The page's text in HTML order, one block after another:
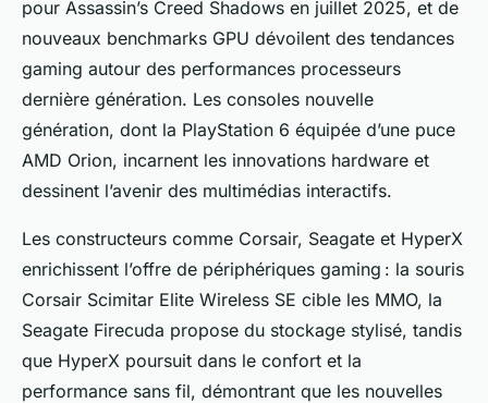
pour Assassin’s Creed Shadows en juillet 2025, et de
nouveaux benchmarks GPU dévoilent des tendances
gaming autour des performances processeurs
dernière génération. Les consoles nouvelle
génération, dont la PlayStation 6 équipée d’une puce
AMD Orion, incarnent les innovations hardware et
dessinent l’avenir des multimédias interactifs.
Les constructeurs comme Corsair, Seagate et HyperX
enrichissent l’offre de périphériques gaming : la souris
Corsair Scimitar Elite Wireless SE cible les MMO, la
Seagate Firecuda propose du stockage stylisé, tandis
que HyperX poursuit dans le confort et la
performance sans fil, démontrant que les nouvelles